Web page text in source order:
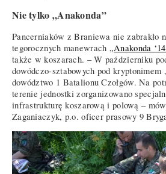
Nie tylko „Anakonda”
Pancerniaków z Braniewa nie zabrakło
tegorocznych manewrach „Anakonda
także w koszarach. – W październiku
dowódczo-sztabowych pod kryptonimem
dowództwo 1 Batalionu Czołgów. Na
terenie jednostki zorganizowano
infrastrukturę koszarową i polową –
Zaganiaczyk, p.o. oficer prasowy 9